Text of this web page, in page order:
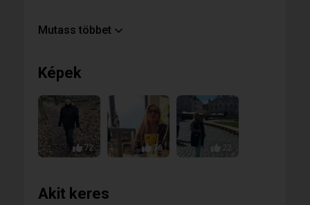
kommunikálok.
Márti
Mutass többet
Képek
72 36 22
Akit keres